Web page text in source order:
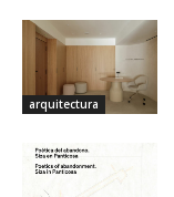
arquitectura